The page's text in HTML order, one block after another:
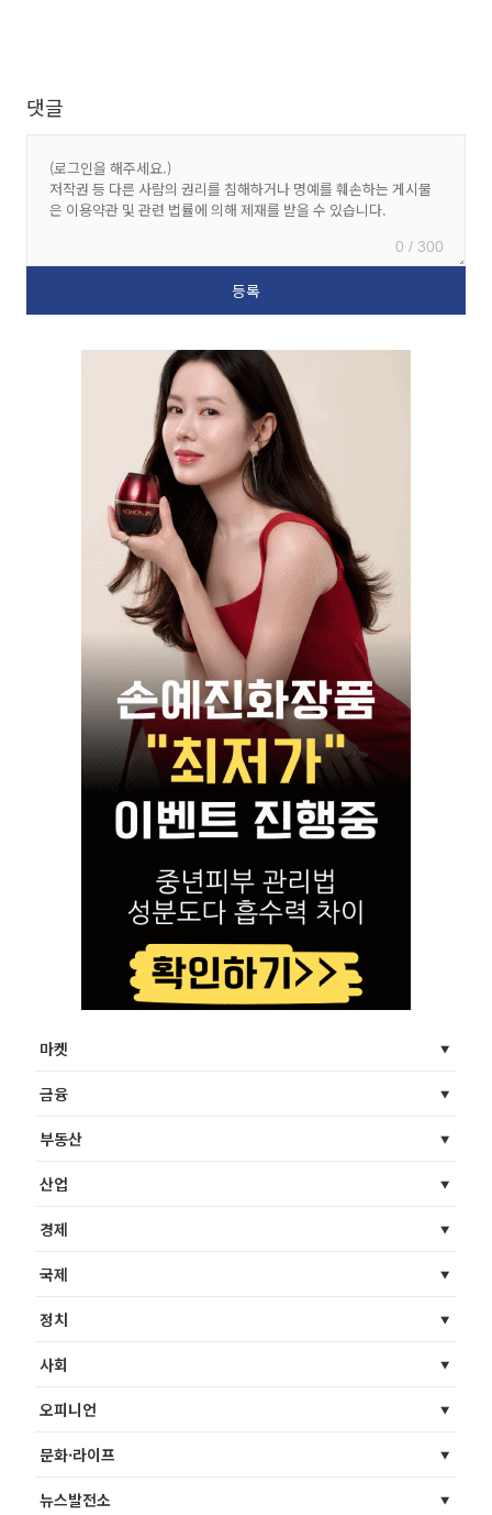
댓글
0 / 300
마켓
금융
부동산
산업
경제
국제
정치
사회
오피니언
문화·라이프
뉴스발전소